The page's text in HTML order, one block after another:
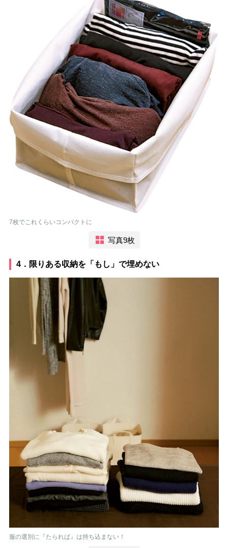
7枚でこれくらいコンパクトに
写真9枚
4．限りある収納を「もし」で埋めない
服の選別に『たられば』は持ち込まない！